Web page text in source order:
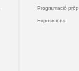
Programació
Exposicions